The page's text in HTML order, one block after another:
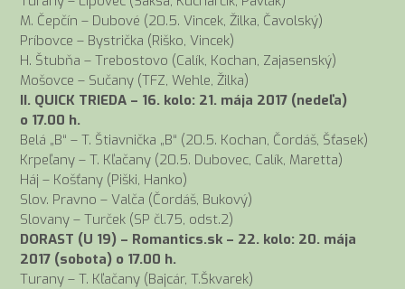
M. Čepčín – Dubové (20.5. Vincek, Žilka, Čavolský)
Príbovce – Bystrička (Riško, Vincek)
H. Štubňa – Trebostovo (Calík, Kochan, Zajasenský)
Mošovce – Sučany (TFZ, Wehle, Žilka)
II. QUICK TRIEDA – 16. kolo: 21. mája 2017 (nedeľa)
o 17.00 h.
Belá „B“ – T. Štiavnička „B“ (20.5. Kochan, Čordáš, Šťasek)
Krpeľany – T. Kľačany (20.5. Dubovec, Calík, Maretta)
Háj – Košťany (Piški, Hanko)
Slov. Pravno – Valča (Čordáš, Bukový)
Slovany – Turček (SP čl.75, odst.2)
DORAST (U 19) – Romantics.sk – 22. kolo: 20. mája
2017 (sobota) o 17.00 h.
Turany – T. Kľačany (Bajcár, T.Škvarek)